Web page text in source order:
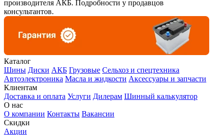
производителя АКБ. Подробности у продавцов
консультантов.
Каталог
Шины Диски АКБ Грузовые Сельхоз и спецтехника
Автоэлектроника Масла и жидкости Аксессуары и запчасти
Клиентам
Доставка и оплата Услуги Дилерам Шинный калькулятор
О нас
О компании Контакты Вакансии
Скидки
Акции